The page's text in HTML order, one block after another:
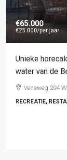
€65.000
€25.000/per jaar
Unieke
water van de
Veneweg 294
RECREATIE,